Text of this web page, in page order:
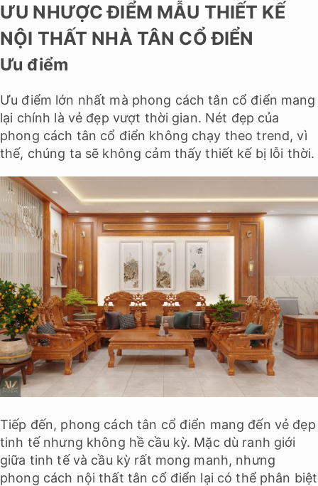
ƯU NHƯỢC ĐIỂM MẪU THIẾT KẾ
NỘI THẤT NHÀ TÂN CỔ ĐIỂN
Ưu điểm
Ưu điểm lớn nhất mà phong cách tân cổ điển mang
lại chính là vẻ đẹp vượt thời gian. Nét đẹp của
phong cách tân cổ điển không chạy theo trend, vì
thế, chúng ta sẽ không cảm thấy thiết kế bị lỗi thời.
Tiếp đến, phong cách tân cổ điển mang đến vẻ đẹp
tinh tế nhưng không hề cầu kỳ. Mặc dù ranh giới
giữa tinh tế và cầu kỳ rất mong manh, nhưng
phong cách nội thất tân cổ điển lại có thể phân biệt